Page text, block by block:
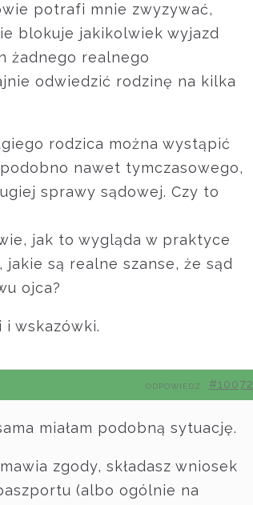
potrafi mnie zwyzywać,
blokuje jakikolwiek wyjazd
żadnego realnego
odwiedzić rodzinę na kilka
rodzica można wystąpić
nawet tymczasowego,
sprawy sądowej. Czy to
jak to wygląda w praktyce
są realne szanse, że sąd
ojca?
wskazówki.
#10072
ODPOWIEDZ
miałam podobną sytuację.
zgody, składasz wniosek
(albo ogólnie na